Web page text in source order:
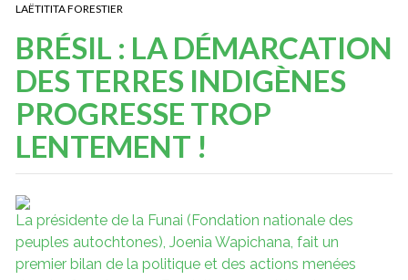
LAËTITITA FORESTIER
BRÉSIL : LA DÉMARCATION
DES TERRES INDIGÈNES
PROGRESSE TROP
LENTEMENT !
La présidente de la Funai (Fondation nationale des
peuples autochtones), Joenia Wapichana, fait un
premier bilan de la politique et des actions menées